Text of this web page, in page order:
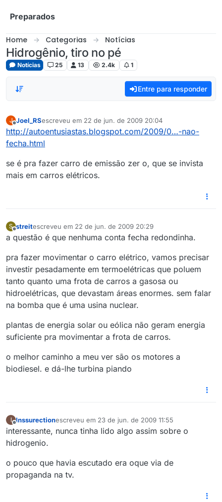
Preparados
Home Categorias Notícias
Hidrogênio, tiro no pé
Notícias 25 13 2.4k 1
Entre para responder
J
Offline
Joel_RSescreveu em 22 de jun. de 2009 20:04
última edição por
http://autoentusiastas.blogspot.com/2009/0…-nao-
fecha.html
se é pra fazer carro de emissão zer o, que se invista
mais em carros elétricos.
S
Offline
streitescreveu em 22 de jun. de 2009 20:29
última edição por
a questão é que nenhuma conta fecha redondinha.
pra fazer movimentar o carro elétrico, vamos precisar
investir pesadamente em termoelétricas que poluem
tanto quanto uma frota de carros a gasosa ou
hidroelétricas, que devastam áreas enormes. sem falar
na bomba que é uma usina nuclear.
plantas de energia solar ou eólica não geram energia
suficiente pra movimentar a frota de carros.
o melhor caminho a meu ver são os motores a
biodiesel. e dá-lhe turbina piando
I Inssurectionescreveu em 23 de jun. de 2009 11:55
última edição por
interessante, nunca tinha lido algo assim sobre o
hidrogenio.
o pouco que havia escutado era oque via de
propaganda na tv.